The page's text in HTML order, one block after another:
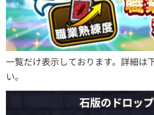
一覧だけ表示しております。詳細は
い。
石版のドロッ